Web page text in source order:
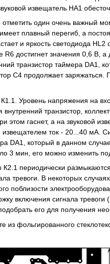
извещатель HA1
один очень важный
плавный перегиб, а
и яркость светодиода HL2
R6 достигнет значения 0,6 В,
транзистор таймера DA1,
С4 продолжает
Уровень напряжения на
транзистор,
этом гаснет, а на звуковой
ток - 20...40 мА.
DA1, который в данном
3 мин, его можно изменить
К2.1 периодически
тревоги. В некоторых
поблизости
включения сигнала тревоги
его для получения
из фольгированного